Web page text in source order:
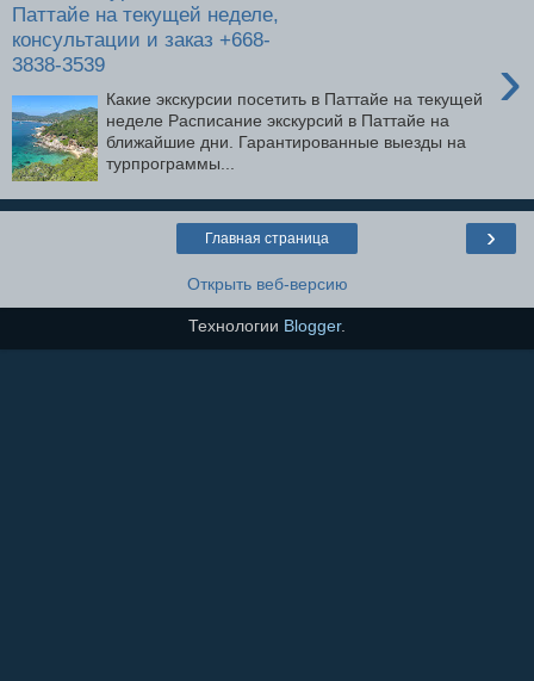
Паттайе на текущей неделе,
консультации и заказ +668-
3838-3539
›
Какие экскурсии посетить в Паттайе на текущей
неделе Расписание экскурсий в Паттайе на
ближайшие дни. Гарантированные выезды на
турпрограммы...
›
Главная страница
Открыть веб-версию
Технологии Blogger.